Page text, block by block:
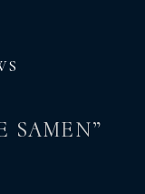
SAMEN”